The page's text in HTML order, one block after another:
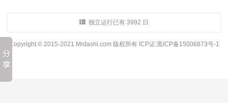
独立运行已有 3992 日
Copyright © 2015-2021 Mrdashi.com 版权所有 ICP证:黑ICP备15006873号-1